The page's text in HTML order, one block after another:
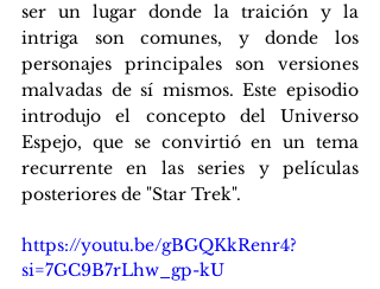
ser un lugar donde la traición y la
intriga son comunes, y donde los
personajes principales son versiones
malvadas de sí mismos. Este episodio
introdujo el concepto del Universo
Espejo, que se convirtió en un tema
recurrente en las series y películas
posteriores de "Star Trek".
https://youtu.be/gBGQKkRenr4?
si=7GC9B7rLhw_gp-kU